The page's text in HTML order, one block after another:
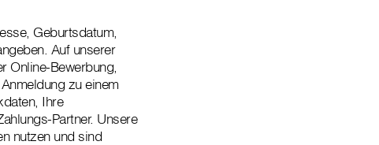
Geburtsdatum,
Auf unserer
Online-Bewerbung,
zu einem
Ihre
Partner. Unsere
nutzen und sind